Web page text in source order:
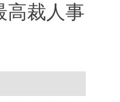
裁人事